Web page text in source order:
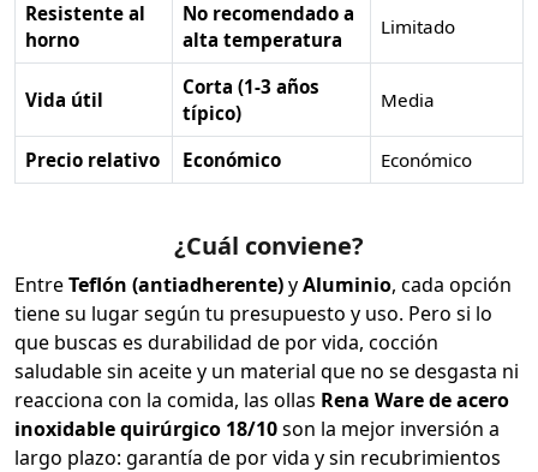
Resistente al
horno
No recomendado a
alta temperatura
Limitado
Vida útil
Corta (1-3 años
típico)
Media
Precio relativo Económico Económico
¿Cuál conviene?
EntreTeflón (antiadherente)yAluminio, cada opción
tiene su lugar según tu presupuesto y uso. Pero si lo
que buscas es durabilidad de por vida, cocción
saludable sin aceite y un material que no se desgasta ni
reacciona con la comida, las ollas Rena Ware de acero
inoxidable quirúrgico 18/10son la mejor inversión a
largo plazo: garantía de por vida y sin recubrimientos